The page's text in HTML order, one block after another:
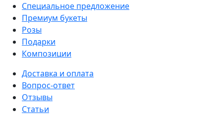
Специальное предложение
Премиум букеты
Розы
Подарки
Композиции
Доставка и оплата
Вопрос-ответ
Отзывы
Статьи